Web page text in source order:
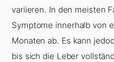
variieren. In den meisten
Symptome innerhalb von
Monaten ab. Es kann
bis sich die Leber